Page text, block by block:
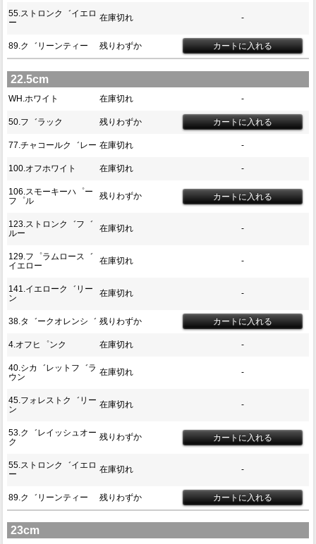
55.ストロンク゛イエロ
ー
在庫切れ -
89.ク゛リーンティー 残りわずか
22.5cm
WH.ホワイト 在庫切れ -
50.フ゛ラック 残りわずか
77.チャコールク゛レー 在庫切れ -
100.オフホワイト 在庫切れ -
106.スモーキーハ゜ー
フ゜ル
残りわずか
123.ストロンク゛フ゛
ルー
在庫切れ -
129.フ゜ラムロース゛
イエロー
在庫切れ -
141.イエローク゛リー
ン
在庫切れ -
38.タ゛ークオレンシ゛ 残りわずか
4.オフヒ゜ンク 在庫切れ -
40.シカ゛レットフ゛ラ
ウン
在庫切れ -
45.フォレストク゛リー
ン
在庫切れ -
53.ク゛レイッシュオー
ク
残りわずか
55.ストロンク゛イエロ
ー
在庫切れ -
89.ク゛リーンティー 残りわずか
23cm